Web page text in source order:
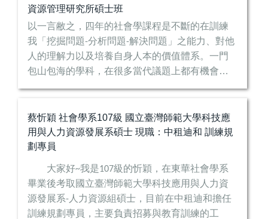
資源管理研究所碩士班
以一言敝之，四年的社會學課程是不斷的在訓練
我「挖掘問題-分析問題-解決問題」之能力、對他
人的理解力以及培養自身人本的價值體系。一門
包山包海的學科，在很多當代議題上都有機會涉
蔡忻穎 社會學系107級 國立臺灣師範大學科技應
用與人力資源發展系碩士 現職：中租迪和 訓練規
劃專員
大家好~我是107級的忻穎，在東華社會學系
畢業後考取國立臺灣師範大學科技應用與人力資
源發展系- 人力資源組碩士，目前在中租迪和擔任
訓練規劃專員，主要負責招募與教育訓練的工